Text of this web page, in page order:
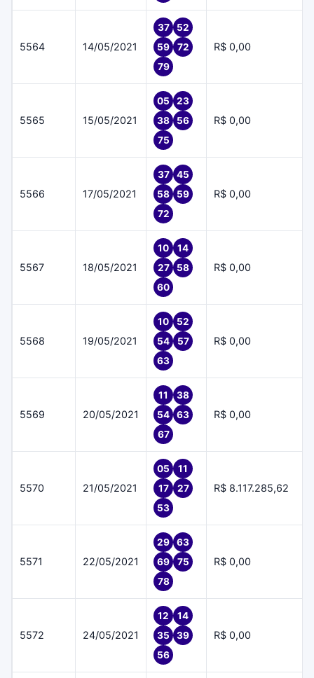
5564 14/05/2021
37
52
59
72
79
R$ 0,00
5565 15/05/2021
05
23
38
56
75
R$ 0,00
5566 17/05/2021
37
45
58
59
72
R$ 0,00
5567 18/05/2021
10
14
27
58
60
R$ 0,00
5568 19/05/2021
10
52
54
57
63
R$ 0,00
5569 20/05/2021
11
38
54
63
67
R$ 0,00
5570 21/05/2021
05
11
17
27
53
R$ 8.117.285,62
5571 22/05/2021
29
63
69
75
78
R$ 0,00
5572 24/05/2021
12
14
35
39
56
R$ 0,00